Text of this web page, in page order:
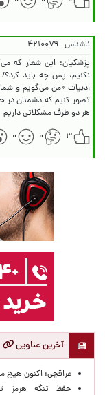
ناشناس ۴۲۱۰۰۷۹
پزشکیان: این شعار که
نکنیم، پس چه باید
ادبیات «من می‌گویم و شما
تصور کنیم که دشمنان در
هر دو طرف مشکلاتی داریم
۳
۰ ۰
آخرین عناوین
عراقچی: اکنون هیچ
حفظ تنگه هرمز